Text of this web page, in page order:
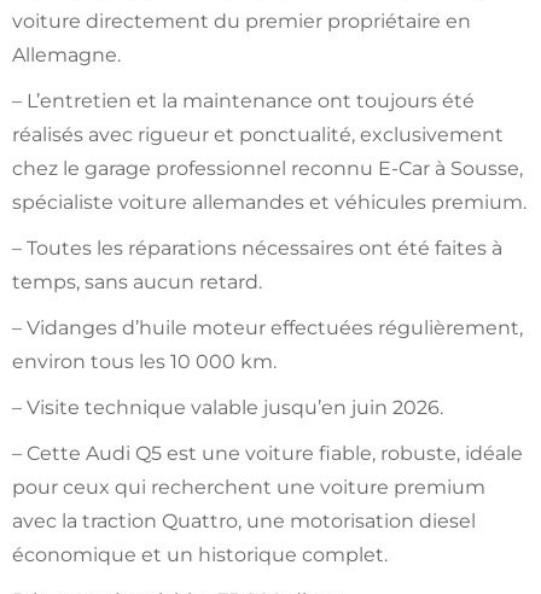
voiture directement du premier propriétaire en
Allemagne.
– L’entretien et la maintenance ont toujours été
réalisés avec rigueur et ponctualité, exclusivement
chez le garage professionnel reconnu E-Car à Sousse,
spécialiste voiture allemandes et véhicules premium.
– Toutes les réparations nécessaires ont été faites à
temps, sans aucun retard.
– Vidanges d’huile moteur effectuées régulièrement,
environ tous les 10 000 km.
– Visite technique valable jusqu’en juin 2026.
– Cette Audi Q5 est une voiture fiable, robuste, idéale
pour ceux qui recherchent une voiture premium
avec la traction Quattro, une motorisation diesel
économique et un historique complet.